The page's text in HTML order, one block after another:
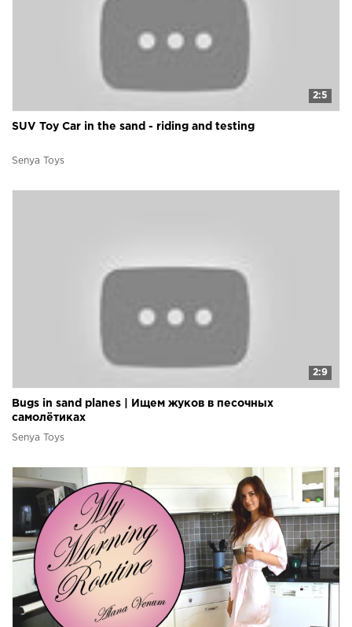
2:5
SUV Toy Car in the sand - riding and testing
Senya Toys
2:9
Bugs in sand planes | Ищем жуков в песочных
самолётиках
Senya Toys